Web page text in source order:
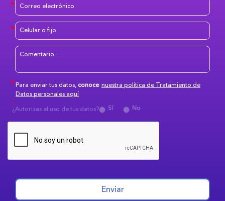
Para enviar tus datos,conoce nuestra política de Tratamiento de
Datos personales aquí
¿Autorizas el uso de tus datos?
Sí No
Enviar